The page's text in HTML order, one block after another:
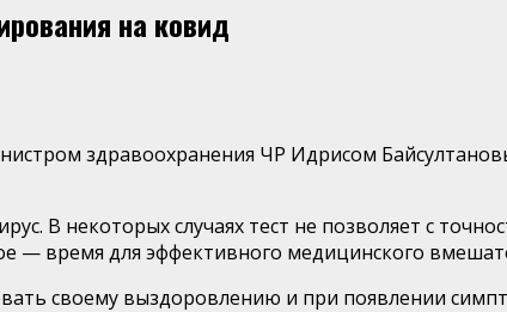
на ковид
здравоохранения ЧР Идрисом
В некоторых случаях тест не позволяет с
— время для эффективного медицинского
своему выздоровлению и при появлении